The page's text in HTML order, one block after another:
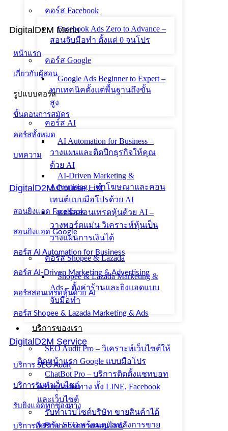
คอร์ส Facebook
Facebook Ads Zero to Advance –
สอนจับมือทำ ตั้งแต่ 0 จนโปร
คอร์ส Google
Google Ads Beginner to Expert –
ทุกเทคนิคตั้งแต่พื้นฐานถึงขั้น
สูง
คอร์ส AI
AI Automation for Business –
วางแผนและติดปีกธุรกิจให้คุณ
ด้วย AI
AI-Driven Marketing &
Advertising – ทำโฆษณาและคอน
เทนต์แบบมือโปรด้วย AI
คอร์สสอนเทรดหุ้นด้วย AI –
วางพอร์ตแม่น วิเคราะห์หุ้นเป็น
วางแผนการเงินได้
คอร์ส Shopee & Lazada
Shopee & Lazada Marketing &
Ads – ตั้งค่าร้านและยิงแอดแบบ
จับมือทำ
บริการของเรา
SEO Audit Pro – วิเคราะห์เว็บไซต์ให้
ติดหน้าแรก Google แบบมือโปร
ChatBot Pro – บริการติดตั้งแชทบอท
ครบทุกช่องทาง ทั้ง LINE, Facebook
และเว็บไซต์
รับทำเว็บไซต์บริษัท ขายสินค้าได้
รองรับ SEO พร้อมดูแลหลังการขาย
DigitalD2M Menu
หน้าแรก
เกี่ยวกับผู้สอน
รูปแบบคอร์ส
ขั้นตอนการสมัคร
คอร์สทั้งหมด
บทความ
DigitalD2M Course List
สอนยิงแอด Facebook
สอนยิงแอด Google
คอร์ส AI Automation for Business
คอร์ส AI-Driven Marketing & Advertising
คอร์สสอนเทรดหุ้นด้วย AI
คอร์ส Shopee & Lazada Marketing & Ads
DigitalD2M Service
บริการ SEO Audit
บริการรับทำเว็บไซต์
รับยิงแอดทุกช่องทาง
บริการที่ปรึกษาการตลาดออนไลน์